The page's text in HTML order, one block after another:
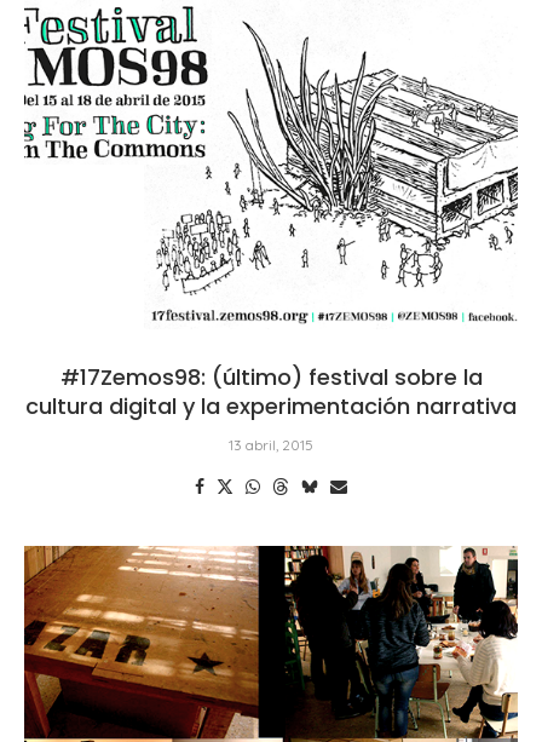
#17Zemos98: (último) festival sobre la
cultura digital y la experimentación narrativa
13 abril, 2015